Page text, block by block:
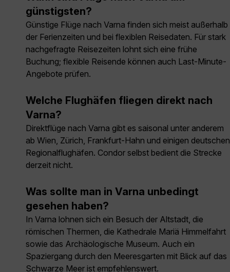
günstigsten?
Günstige Flüge nach Varna finden sich meist außerhalb
der Ferienzeiten und bei flexiblen Reisedaten. Für stark
nachgefragte Reisezeiten lohnt sich eine frühe
Buchung; flexible Reisende können auch Last-Minute-
Angebote prüfen.
Welche Flughäfen fliegen direkt nach
Varna?
Direktflüge nach Varna gibt es saisonal unter anderem
ab Wien, Zürich, Frankfurt-Hahn und einigen deutschen
Regionalflughäfen. Condor selbst bedient die Strecke
derzeit nicht.
Was sollte man in Varna unbedingt
gesehen haben?
In Varna lohnen sich ein Besuch der Altstadt, die
römischen Thermen, die Kathedrale Mariä Himmelfahrt
sowie das Archäologische Museum. Auch ein
Spaziergang durch den Meeresgarten mit Blick auf das
Schwarze Meer ist empfehlenswert.